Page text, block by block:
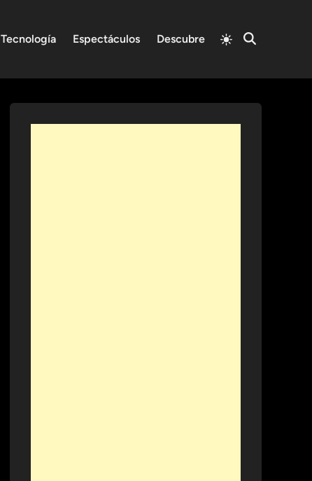
Tecnología Espectáculos Descubre
Switch
to
Open